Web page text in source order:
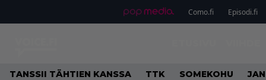
Como.fi Episodi.fi
TANSSII TÄHTIEN KANSSA TTK SOMEKOHU